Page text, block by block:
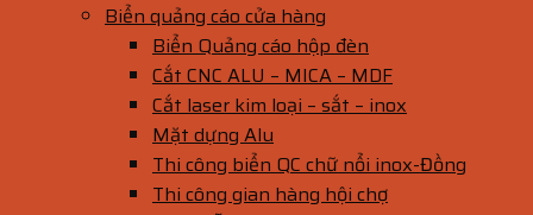
Biển quảng cáo cửa hàng
Biển Quảng cáo hộp đèn
Cắt CNC ALU – MICA – MDF
Cắt laser kim loại – sắt – inox
Mặt dựng Alu
Thi công biển QC chữ nổi inox-Đồng
Thi công gian hàng hội chợ